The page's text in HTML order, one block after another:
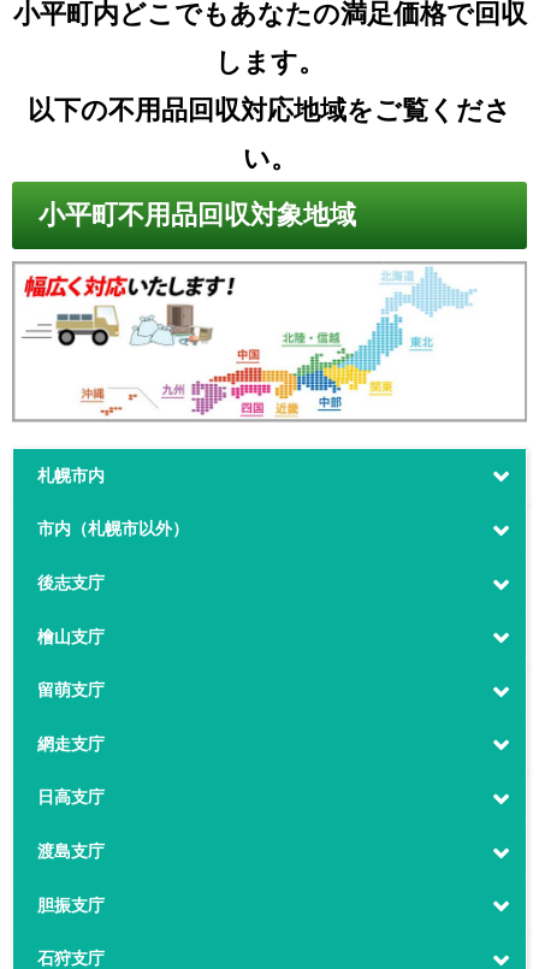
小平町内どこでもあなたの満足価格で回収
します。
以下の不用品回収対応地域をご覧くださ
い。
小平町不用品回収対象地域
札幌市内
市内（札幌市以外）
後志支庁
檜山支庁
留萌支庁
網走支庁
日高支庁
渡島支庁
胆振支庁
石狩支庁